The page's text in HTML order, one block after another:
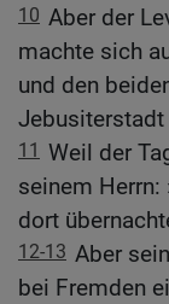
10 Aber der
machte sich
und den
11 Weil der
seinem Herrn:
dort
12-13 Aber
bei Fremden